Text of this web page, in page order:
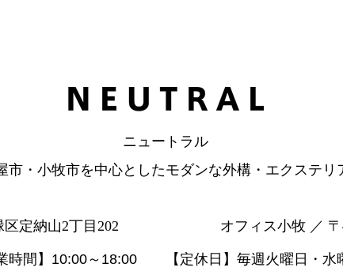
ニュートラル
市・小牧市を中心としたモダンな外構・エクステリ
定納山2丁目202 オフィス小牧 ／
業時間】10:00～18:00 【定休日】毎週火曜日・水